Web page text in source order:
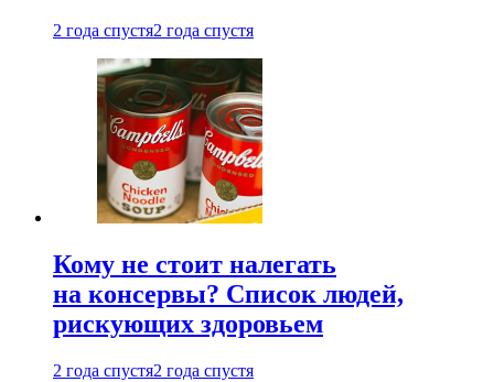
2 года спустя2 года спустя
Кому не стоит налегать
на консервы? Список людей,
рискующих здоровьем
2 года спустя2 года спустя